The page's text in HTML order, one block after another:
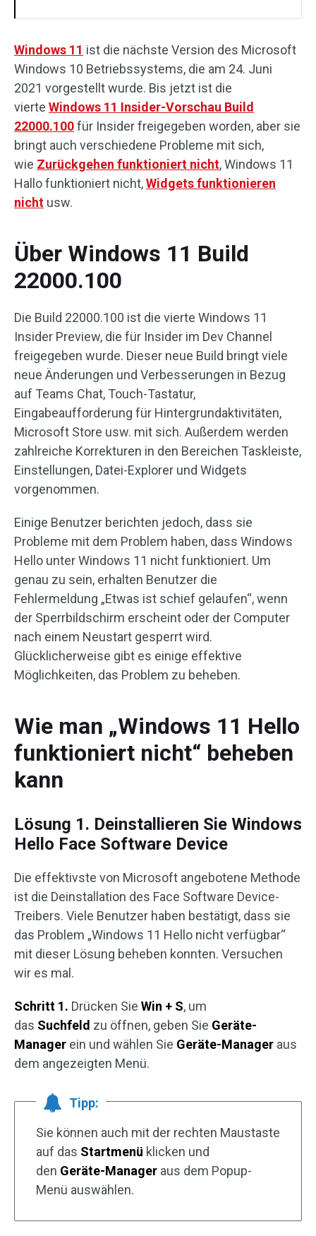
Windows 11 ist die nächste Version des Microsoft
Windows 10 Betriebssystems, die am 24. Juni
2021 vorgestellt wurde. Bis jetzt ist die
vierte Windows 11 Insider-Vorschau Build
22000.100für Insider freigegeben worden, aber sie
bringt auch verschiedene Probleme mit sich,
wie Zurückgehen funktioniert nicht, Windows 11
Hallo funktioniert nicht,Widgets funktionieren
nicht usw.
Über Windows 11 Build
22000.100
Die Build 22000.100 ist die vierte Windows 11
Insider Preview, die für Insider im Dev Channel
freigegeben wurde. Dieser neue Build bringt viele
neue Änderungen und Verbesserungen in Bezug
auf Teams Chat, Touch-Tastatur,
Eingabeaufforderung für Hintergrundaktivitäten,
Microsoft Store usw. mit sich. Außerdem werden
zahlreiche Korrekturen in den Bereichen Taskleiste,
Einstellungen, Datei-Explorer und Widgets
vorgenommen.
Einige Benutzer berichten jedoch, dass sie
Probleme mit dem Problem haben, dass Windows
Hello unter Windows 11 nicht funktioniert. Um
genau zu sein, erhalten Benutzer die
Fehlermeldung „Etwas ist schief gelaufen“, wenn
der Sperrbildschirm erscheint oder der Computer
nach einem Neustart gesperrt wird.
Glücklicherweise gibt es einige effektive
Möglichkeiten, das Problem zu beheben.
Wie man „Windows 11 Hello
funktioniert nicht“ beheben
kann
Lösung 1. Deinstallieren Sie Windows
Hello Face Software Device
Die effektivste von Microsoft angebotene Methode
ist die Deinstallation des Face Software Device-
Treibers. Viele Benutzer haben bestätigt, dass sie
das Problem „Windows 11 Hello nicht verfügbar“
mit dieser Lösung beheben konnten. Versuchen
wir es mal.
Schritt 1. Drücken Sie Win + S, um
das Suchfeld zu öffnen, geben Sie Geräte-
Manager ein und wählen Sie Geräte-Manager aus
dem angezeigten Menü.
Tipp:
Sie können auch mit der rechten Maustaste
auf das Startmenü klicken und
den Geräte-Manager aus dem Popup-
Menü auswählen.